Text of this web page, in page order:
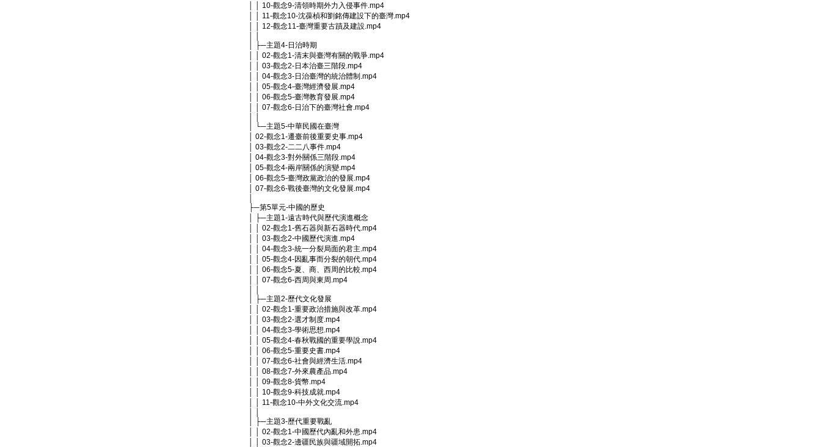
│ │ 10-觀念9-清領時期外力入侵事件.mp4
│ │ 11-觀念10-沈葆楨和劉銘傳建設下的臺灣.mp4
│ │ 12-觀念11-臺灣重要古蹟及建設.mp4
│ ├─主題4-日治時期
│ │ 02-觀念1-清末與臺灣有關的戰爭.mp4
│ │ 03-觀念2-日本治臺三階段.mp4
│ │ 04-觀念3-日治臺灣的統治體制.mp4
│ │ 05-觀念4-臺灣經濟發展.mp4
│ │ 06-觀念5-臺灣教育發展.mp4
│ │ 07-觀念6-日治下的臺灣社會.mp4
│ └─主題5-中華民國在臺灣
│ 02-觀念1-遷臺前後重要史事.mp4
│ 03-觀念2-二二八事件.mp4
│ 04-觀念3-對外關係三階段.mp4
│ 05-觀念4-兩岸關係的演變.mp4
│ 06-觀念5-臺灣政黨政治的發展.mp4
│ 07-觀念6-戰後臺灣的文化發展.mp4
├─第5單元-中國的歷史
│ ├─主題1-遠古時代與歷代演進概念
│ │ 02-觀念1-舊石器與新石器時代.mp4
│ │ 03-觀念2-中國歷代演進.mp4
│ │ 04-觀念3-統一分裂局面的君主.mp4
│ │ 05-觀念4-因亂事而分裂的朝代.mp4
│ │ 06-觀念5-夏、商、西周的比較.mp4
│ │ 07-觀念6-西周與東周.mp4
│ ├─主題2-歷代文化發展
│ │ 02-觀念1-重要政治措施與改革.mp4
│ │ 03-觀念2-選才制度.mp4
│ │ 04-觀念3-學術思想.mp4
│ │ 05-觀念4-春秋戰國的重要學說.mp4
│ │ 06-觀念5-重要史書.mp4
│ │ 07-觀念6-社會與經濟生活.mp4
│ │ 08-觀念7-外來農產品.mp4
│ │ 09-觀念8-貨幣.mp4
│ │ 10-觀念9-科技成就.mp4
│ │ 11-觀念10-中外文化交流.mp4
│ ├─主題3-歷代重要戰亂
│ │ 02-觀念1-中國歷代內亂和外患.mp4
│ │ 03-觀念2-邊疆民族與疆域開拓.mp4